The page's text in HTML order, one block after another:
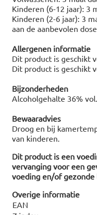
Kinderen (6-12 jaar): 3
Kinderen (2-6 jaar): 3
aan de aanbevolen
Allergenen informatie
Dit product is geschikt
Dit product is geschikt
Bijzonderheden
Alcoholgehalte 36% vol.
Bewaaradvies
Droog en bij
van kinderen.
Dit product is een
vervanging voor een
voeding en/of gezonde
Overige informatie
EAN